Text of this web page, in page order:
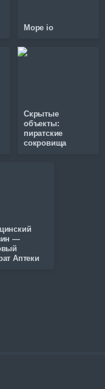
Mope io
Скрытые
объекты:
пиратские
сокровища
—
Аптеки